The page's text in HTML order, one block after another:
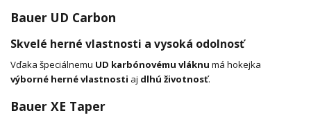
Bauer UD Carbon
Skvelé herné vlastnosti a vysoká odolnosť
Vďaka špeciálnemu UD karbónovému vláknu má hokejka
výborné herné vlastnosti aj dlhú životnosť.
Bauer XE Taper